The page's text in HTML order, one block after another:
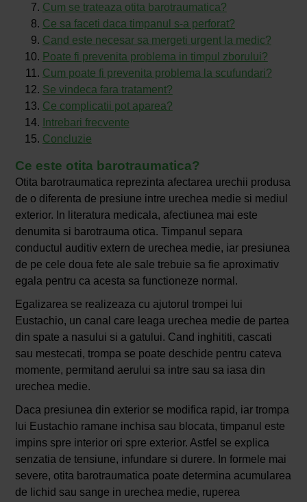
Cum se trateaza otita barotraumatica?
Ce sa faceti daca timpanul s-a perforat?
Cand este necesar sa mergeti urgent la medic?
Poate fi prevenita problema in timpul zborului?
Cum poate fi prevenita problema la scufundari?
Se vindeca fara tratament?
Ce complicatii pot aparea?
Intrebari frecvente
Concluzie
Ce este otita barotraumatica?
Otita barotraumatica reprezinta afectarea urechii produsa
de o diferenta de presiune intre urechea medie si mediul
exterior. In literatura medicala, afectiunea mai este
denumita si barotrauma otica. Timpanul separa
conductul auditiv extern de urechea medie, iar presiunea
de pe cele doua fete ale sale trebuie sa fie aproximativ
egala pentru ca acesta sa functioneze normal.
Egalizarea se realizeaza cu ajutorul trompei lui
Eustachio, un canal care leaga urechea medie de partea
din spate a nasului si a gatului. Cand inghititi, cascati
sau mestecati, trompa se poate deschide pentru cateva
momente, permitand aerului sa intre sau sa iasa din
urechea medie.
Daca presiunea din exterior se modifica rapid, iar trompa
lui Eustachio ramane inchisa sau blocata, timpanul este
impins spre interior ori spre exterior. Astfel se explica
senzatia de tensiune, infundare si durere. In formele mai
severe, otita barotraumatica poate determina acumularea
de lichid sau sange in urechea medie, ruperea